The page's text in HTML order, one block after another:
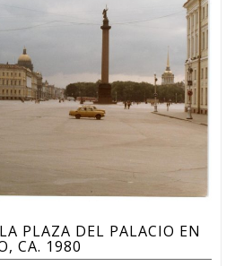
PLAZA DEL PALACIO EN
CA. 1980